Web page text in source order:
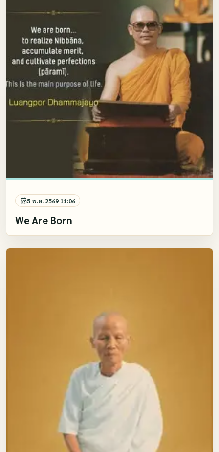
5 พ.ค. 2569 11:06
We Are Born